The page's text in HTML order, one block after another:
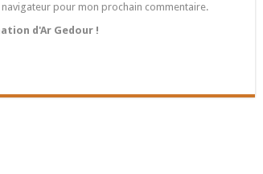
pour mon prochain commentaire.
d'Ar Gedour !